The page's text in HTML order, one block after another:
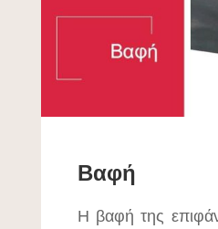
Βαφή
Η βαφή της